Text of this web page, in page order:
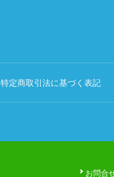
特定商取引法に基づく表記
お問合